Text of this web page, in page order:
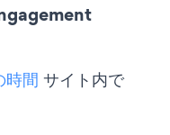
間 サイト内で